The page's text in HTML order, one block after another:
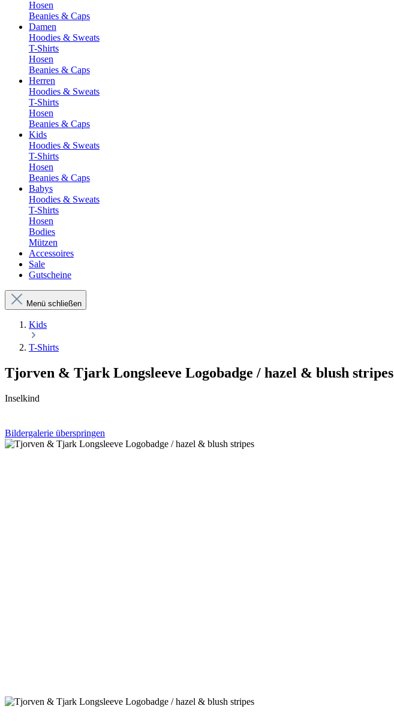
Hosen
Beanies & Caps
Damen
Hoodies & Sweats
T-Shirts
Hosen
Beanies & Caps
Herren
Hoodies & Sweats
T-Shirts
Hosen
Beanies & Caps
Kids
Hoodies & Sweats
T-Shirts
Hosen
Beanies & Caps
Babys
Hoodies & Sweats
T-Shirts
Hosen
Bodies
Mützen
Accessoires
Sale
Gutscheine
Menü schließen
Kids
T-Shirts
Tjorven & Tjark Longsleeve Logobadge / hazel & blush stripes
Inselkind
Bildergalerie überspringen